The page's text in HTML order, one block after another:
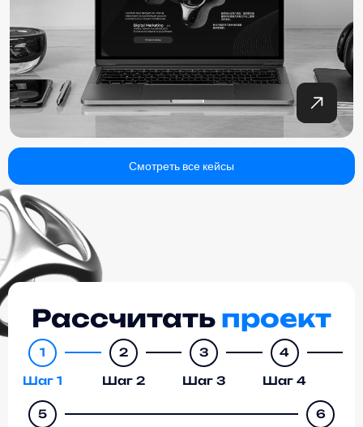
Смотреть все кейсы
Рассчитать проект
1
Шаг 1
2
Шаг 2
3
Шаг 3
4
Шаг 4
5 6